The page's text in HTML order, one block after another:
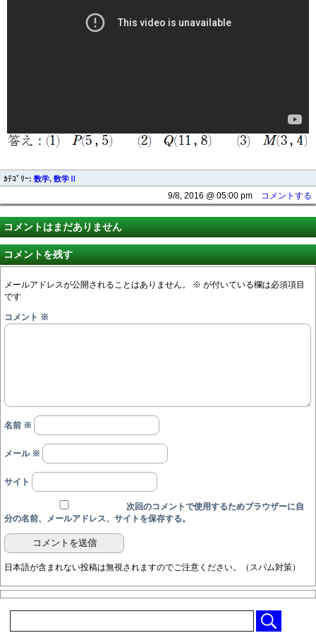
ｶﾃｺﾞﾘｰ: 数学, 数学Ⅱ
9/8, 2016 @ 05:00 pm コメントする
コメントはまだありません
コメントを残す
メールアドレスが公開されることはありません。 ※ が付いている欄は必須項目
です
コメント ※
名前 ※
メール ※
サイト
次回のコメントで使用するためブラウザーに自
分の名前、メールアドレス、サイトを保存する。
日本語が含まれない投稿は無視されますのでご注意ください。（スパム対策）